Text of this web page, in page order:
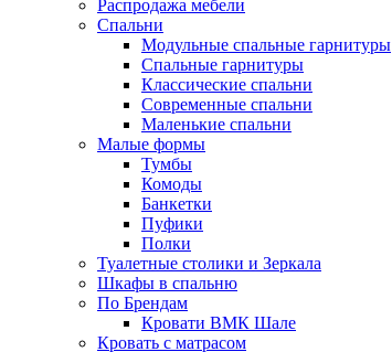
Распродажа мебели
Спальни
Модульные спальные гарнитуры
Спальные гарнитуры
Классические спальни
Современные спальни
Маленькие спальни
Малые формы
Тумбы
Комоды
Банкетки
Пуфики
Полки
Туалетные столики и Зеркала
Шкафы в спальню
По Брендам
Кровати ВМК Шале
Кровать с матрасом